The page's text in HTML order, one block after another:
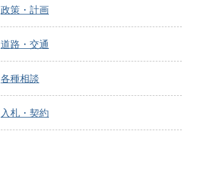
政策・計画
道路・交通
各種相談
入札・契約